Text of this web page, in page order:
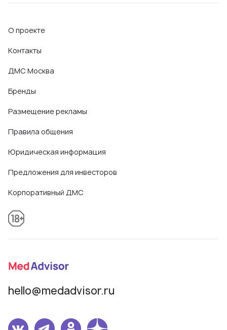
О проекте
Контакты
ДМС Москва
Бренды
Размещение рекламы
Правила общения
Юридическая информация
Предложения для инвесторов
Корпоративный ДМС
hello@medadvisor.ru